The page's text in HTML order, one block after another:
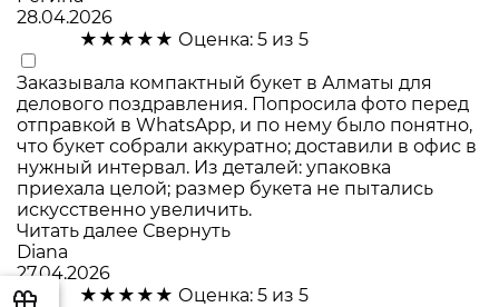
28.04.2026
★★★★★ Оценка: 5 из 5
Заказывала компактный букет в Алматы для
делового поздравления. Попросила фото перед
отправкой в WhatsApp, и по нему было понятно,
что букет собрали аккуратно; доставили в офис в
нужный интервал. Из деталей: упаковка
приехала целой; размер букета не пытались
искусственно увеличить.
Читать далее Свернуть
Diana
27.04.2026
★★★★★ Оценка: 5 из 5